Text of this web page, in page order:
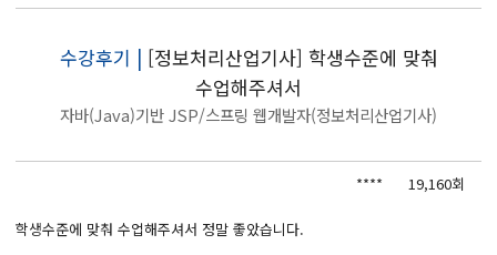
수강후기 | [정보처리산업기사] 학생수준에 맞춰
수업해주셔서
자바(Java)기반 JSP/스프링 웹개발자(정보처리산업기사)
**** 19,160회
학생수준에 맞춰 수업해주셔서 정말 좋았습니다.
오시는길
BIM 건축설계 및 실내건축설계(캐드(CAD),맥스(MAX),레빗(REVIT))실무자 양성과정